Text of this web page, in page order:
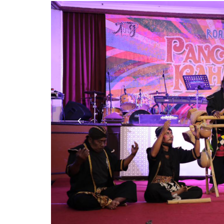
Previous